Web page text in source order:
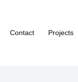
Contact Projects